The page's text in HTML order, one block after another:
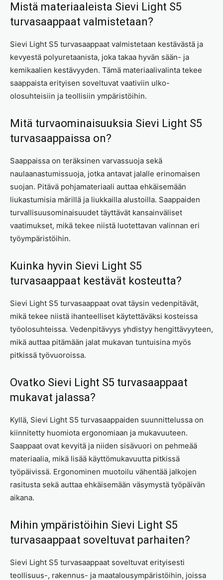
Mistä materiaaleista Sievi Light S5
turvasaappaat valmistetaan?
Sievi Light S5 turvasaappaat valmistetaan kestävästä ja
kevyestä polyuretaanista, joka takaa hyvän sään- ja
kemikaalien kestävyyden. Tämä materiaalivalinta tekee
saappaista erityisen soveltuvat vaativiin ulko-
olosuhteisiin ja teollisiin ympäristöihin.
Mitä turvaominaisuuksia Sievi Light S5
turvasaappaissa on?
Saappaissa on teräksinen varvassuoja sekä
naulaanastumissuoja, jotka antavat jalalle erinomaisen
suojan. Pitävä pohjamateriaali auttaa ehkäisemään
liukastumisia märillä ja liukkailla alustoilla. Saappaiden
turvallisuusominaisuudet täyttävät kansainväliset
vaatimukset, mikä tekee niistä luotettavan valinnan eri
työympäristöihin.
Kuinka hyvin Sievi Light S5
turvasaappaat kestävät kosteutta?
Sievi Light S5 turvasaappaat ovat täysin vedenpitävät,
mikä tekee niistä ihanteelliset käytettäväksi kosteissa
työolosuhteissa. Vedenpitävyys yhdistyy hengittävyyteen,
mikä auttaa pitämään jalat mukavan tuntuisina myös
pitkissä työvuoroissa.
Ovatko Sievi Light S5 turvasaappaat
mukavat jalassa?
Kyllä, Sievi Light S5 turvasaappaiden suunnittelussa on
kiinnitetty huomiota ergonomiaan ja mukavuuteen.
Saappaat ovat kevyitä ja niiden sisävuori on pehmeää
materiaalia, mikä lisää käyttömukavuutta pitkissä
työpäivissä. Ergonominen muotoilu vähentää jalkojen
rasitusta sekä auttaa ehkäisemään väsymystä työpäivän
aikana.
Mihin ympäristöihin Sievi Light S5
turvasaappaat soveltuvat parhaiten?
Sievi Light S5 turvasaappaat soveltuvat erityisesti
teollisuus-, rakennus- ja maatalousympäristöihin, joissa